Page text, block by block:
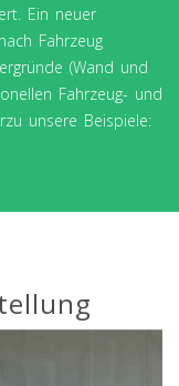
Ein neuer
Fahrzeug
(Wand und
Fahrzeug- und
unsere Beispiele: